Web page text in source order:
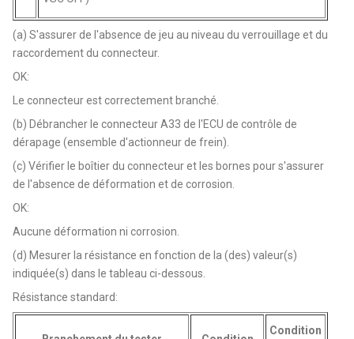
(a) S'assurer de l'absence de jeu au niveau du verrouillage et du
raccordement du connecteur.
OK:
Le connecteur est correctement branché.
(b) Débrancher le connecteur A33 de l'ECU de contrôle de
dérapage (ensemble d'actionneur de frein).
(c) Vérifier le boîtier du connecteur et les bornes pour s'assurer
de l'absence de déformation et de corrosion.
OK:
Aucune déformation ni corrosion.
(d) Mesurer la résistance en fonction de la (des) valeur(s)
indiquée(s) dans le tableau ci-dessous.
Résistance standard:
Condition